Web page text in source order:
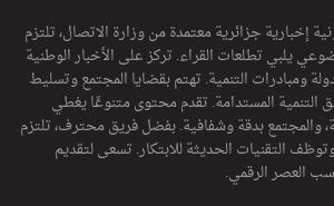
إخبارية جزائرية معتمدة من وزارة الاتصال، تلتزم
يلبي تطلعات القراء. تركز على الأخبار الوطنية
ومبادرات التنمية. تهتم بقضايا المجتمع وتسليط
التنمية المستدامة. تقدم محتوى متنوعًا يغطي
والمجتمع بدقة وشفافية. بفضل فريق محترف، تلتزم
التقنيات الحديثة للابتكار. تسعى لتقديم
العصر الرقمي.